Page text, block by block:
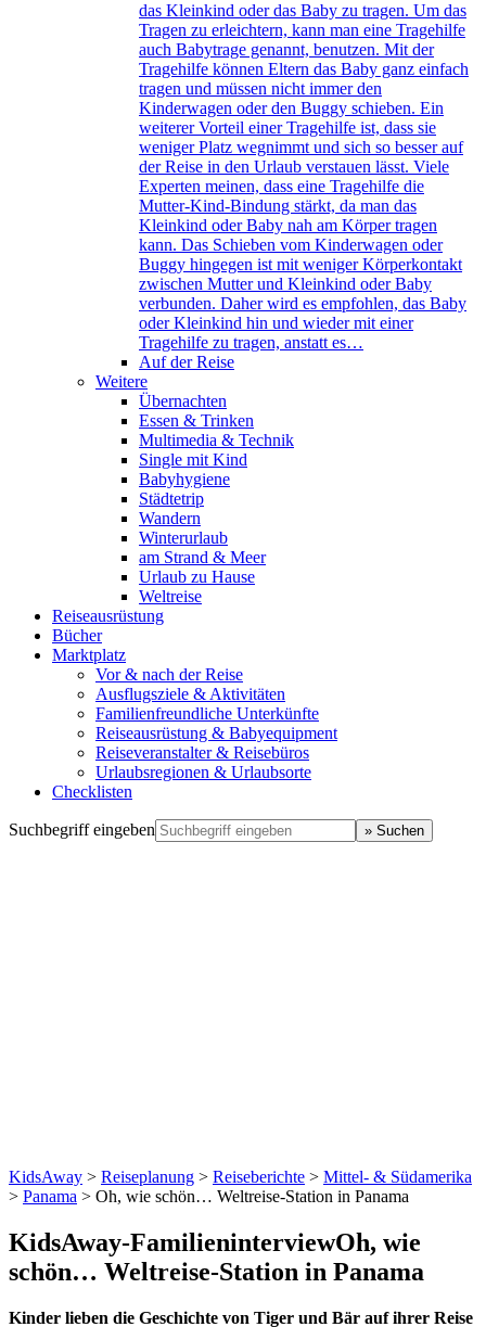
das Kleinkind oder das Baby zu tragen. Um das
Tragen zu erleichtern, kann man eine Tragehilfe
auch Babytrage genannt, benutzen. Mit der
Tragehilfe können Eltern das Baby ganz einfach
tragen und müssen nicht immer den
Kinderwagen oder den Buggy schieben. Ein
weiterer Vorteil einer Tragehilfe ist, dass sie
weniger Platz wegnimmt und sich so besser auf
der Reise in den Urlaub verstauen lässt. Viele
Experten meinen, dass eine Tragehilfe die
Mutter-Kind-Bindung stärkt, da man das
Kleinkind oder Baby nah am Körper tragen
kann. Das Schieben vom Kinderwagen oder
Buggy hingegen ist mit weniger Körperkontakt
zwischen Mutter und Kleinkind oder Baby
verbunden. Daher wird es empfohlen, das Baby
oder Kleinkind hin und wieder mit einer
Tragehilfe zu tragen, anstatt es…
Auf der Reise
Weitere
Übernachten
Essen & Trinken
Multimedia & Technik
Single mit Kind
Babyhygiene
Städtetrip
Wandern
Winterurlaub
am Strand & Meer
Urlaub zu Hause
Weltreise
Reiseausrüstung
Bücher
Marktplatz
Vor & nach der Reise
Ausflugsziele & Aktivitäten
Familienfreundliche Unterkünfte
Reiseausrüstung & Babyequipment
Reiseveranstalter & Reisebüros
Urlaubsregionen & Urlaubsorte
Checklisten
Suchbegriff eingeben » Suchen
KidsAway > Reiseplanung > Reiseberichte > Mittel- & Südamerika
> Panama > Oh, wie schön… Weltreise-Station in Panama
KidsAway-FamilieninterviewOh, wie
schön… Weltreise-Station in Panama
Kinder lieben die Geschichte von Tiger und Bär auf ihrer Reise